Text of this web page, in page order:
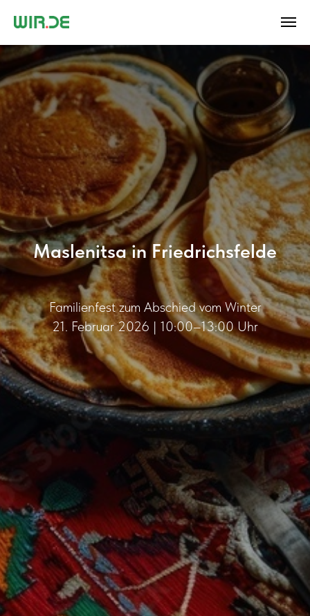
Maslenitsa in Friedrichsfelde
Familienfest zum Abschied vom Winter
21. Februar 2026 | 10:00–13:00 Uhr